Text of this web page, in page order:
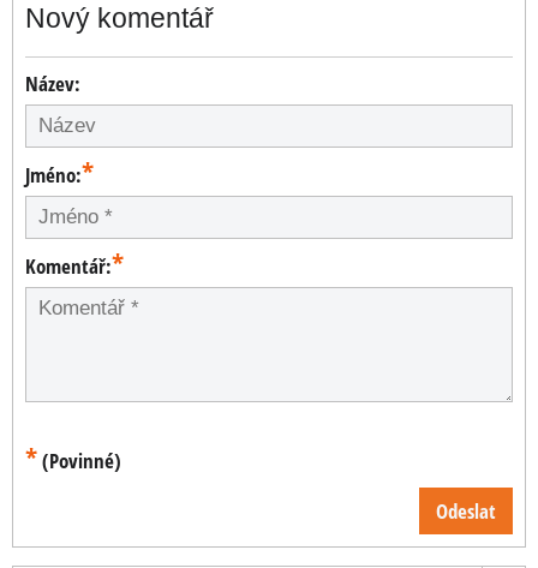
Nový komentář
Název:
Jméno:*
Komentář:*
*(Povinné)
Odeslat